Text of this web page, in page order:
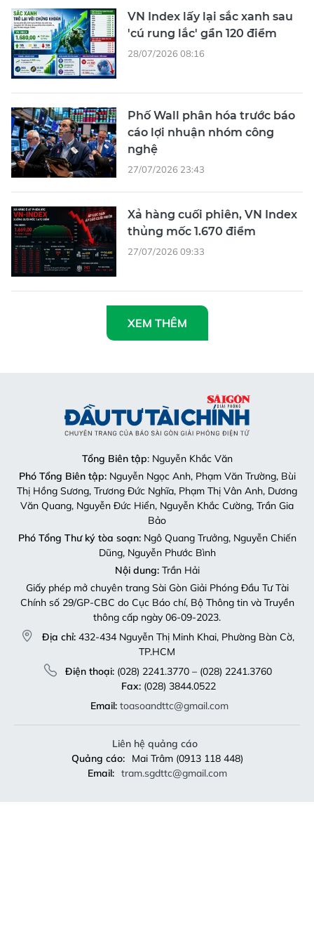
VN Index lấy lại sắc xanh sau
'cú rung lắc' gần 120 điểm
28/07/2026 08:16
Phố Wall phân hóa trước báo
cáo lợi nhuận nhóm công
nghệ
27/07/2026 23:43
Xả hàng cuối phiên, VN Index
thủng mốc 1.670 điểm
27/07/2026 09:33
XEM THÊM
Tổng Biên tập: Nguyễn Khắc Văn
Phó Tổng Biên tập:Nguyễn Ngọc Anh, Phạm Văn Trường, Bùi
Thị Hồng Sương, Trương Đức Nghĩa, Phạm Thị Vân Anh, Dương
Văn Quang, Nguyễn Đức Hiển, Nguyễn Khắc Cường, Trần Gia
Bảo
Phó Tổng Thư ký tòa soạn:Ngô Quang Trưởng, Nguyễn Chiến
Dũng, Nguyễn Phước Bình
Nội dung:Trần Hải
Giấy phép mở chuyên trang Sài Gòn Giải Phóng Đầu Tư Tài
Chính số 29/GP-CBC do Cục Báo chí, Bộ Thông tin và Truyền
thông cấp ngày 06-09-2023.
Địa chỉ: 432-434 Nguyễn Thị Minh Khai, Phường Bàn Cờ,
TP.HCM
Điện thoại:(028) 2241.3770 – (028) 2241.3760
Fax:(028) 3844.0522
Email: toasoandttc@gmail.com
Liên hệ quảng cáo
Quảng cáo:
Mai Trâm (0913 118 448)
Email: tram.sgdttc@gmail.com